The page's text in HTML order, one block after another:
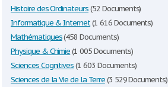
Histoire des Ordinateurs(52 Documents)
Informatique & Internet(1 616 Documents)
Mathématiques(458 Documents)
Physique & Chimie(1 005 Documents)
Sciences Cognitives(1 603 Documents)
Sciences de la Vie de la Terre(3 529 Documents)